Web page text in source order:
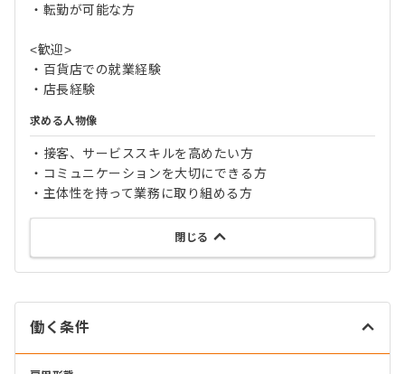
・転勤が可能な方
<歓迎>
・百貨店での就業経験
・店長経験
求める人物像
・接客、サービススキルを高めたい方
・コミュニケーションを大切にできる方
・主体性を持って業務に取り組める方
閉じる
働く条件